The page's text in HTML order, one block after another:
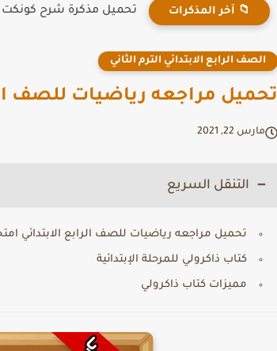
📁 آخر المذكرات تحميل مذكرة شرح كونكت
الصف الرابع الابتدائي الترم الثاني
تحميل مراجعه رياضيات للصف
مارس 22, 2021
التنقل السريع
تحميل مراجعه رياضيات للصف الرابع الابتدائي
كتاب ذاكرولي للمرحلة الإبتدائية
مميزات كتاب ذاكرولي